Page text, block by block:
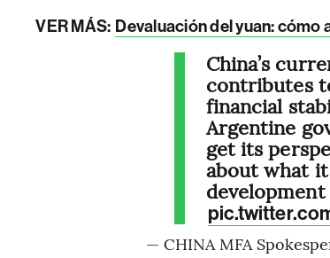
VER MÁS: Devaluación del yuan: cómo
China’s
contributes
financial
Argentine
get its
about what
— CHINA MFA